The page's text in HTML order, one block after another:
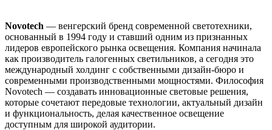
Novotech — венгерский бренд современной светотехники,
основанный в 1994 году и ставший одним из признанных
лидеров европейского рынка освещения. Компания начинала
как производитель галогенных светильников, а сегодня это
международный холдинг с собственными дизайн-бюро и
современными производственными мощностями. Философия
Novotech — создавать инновационные световые решения,
которые сочетают передовые технологии, актуальный дизайн
и функциональность, делая качественное освещение
доступным для широкой аудитории.